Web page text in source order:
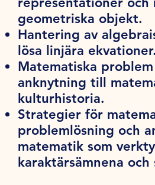
geometriska objekt.
Hantering av
lösa linjära ekvationer.
Matematiska
anknytning till
kulturhistoria.
Strategier för
problemlösning och
matematik som
karaktärsämnena och